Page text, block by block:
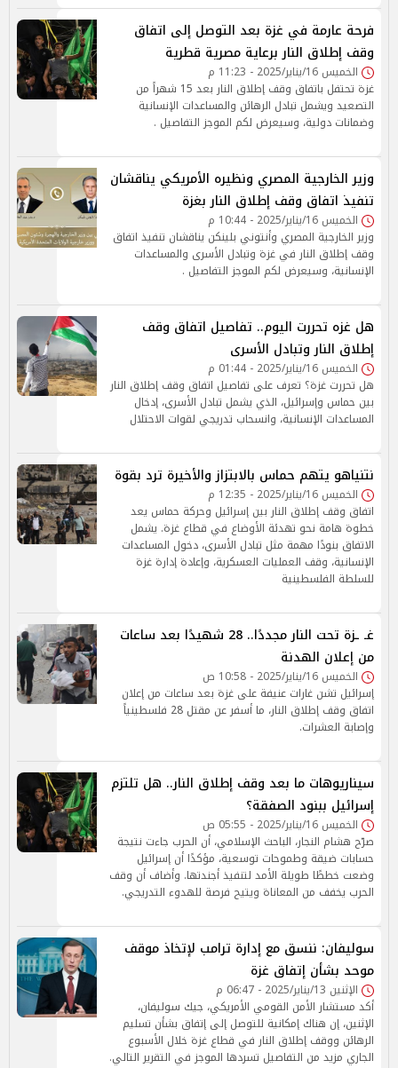
فرحة عارمة في غزة بعد التوصل إلى اتفاق
وقف إطلاق النار برعاية مصرية قطرية
الخميس 16/يناير/2025 - 11:23 م
غزة تحتفل باتفاق وقف إطلاق النار بعد 15 شهراً من
التصعيد ويشمل تبادل الرهائن والمساعدات الإنسانية
وضمانات دولية، وسيعرض لكم الموجز التفاصيل .
وزير الخارجية المصري ونظيره الأمريكي يناقشان
تنفيذ اتفاق وقف إطلاق النار بغزة
الخميس 16/يناير/2025 - 10:44 م
وزير الخارجية المصري وأنتوني بلينكن يناقشان تنفيذ اتفاق
وقف إطلاق النار في غزة وتبادل الأسرى والمساعدات
الإنسانية، وسيعرض لكم الموجز التفاصيل .
هل غزه تحررت اليوم.. تفاصيل اتفاق وقف
إطلاق النار وتبادل الأسرى
الخميس 16/يناير/2025 - 01:44 م
هل تحررت غزة؟ تعرف على تفاصيل اتفاق وقف إطلاق النار
بين حماس وإسرائيل، الذي يشمل تبادل الأسرى، إدخال
المساعدات الإنسانية، وانسحاب تدريجي لقوات الاحتلال
نتنياهو يتهم حماس بالابتزاز والأخيرة ترد بقوة
الخميس 16/يناير/2025 - 12:35 م
اتفاق وقف إطلاق النار بين إسرائيل وحركة حماس يعد
خطوة هامة نحو تهدئة الأوضاع في قطاع غزة. يشمل
الاتفاق بنودًا مهمة مثل تبادل الأسرى، دخول المساعدات
الإنسانية، وقف العمليات العسكرية، وإعادة إدارة غزة
للسلطة الفلسطينية
غـ ـزة تحت النار مجددًا.. 28 شهيدًا بعد ساعات
من إعلان الهدنة
الخميس 16/يناير/2025 - 10:58 ص
إسرائيل تشن غارات عنيفة على غزة بعد ساعات من إعلان
اتفاق وقف إطلاق النار، ما أسفر عن مقتل 28 فلسطينياً
وإصابة العشرات.
سيناريوهات ما بعد وقف إطلاق النار.. هل تلتزم
إسرائيل ببنود الصفقة؟
الخميس 16/يناير/2025 - 05:55 ص
صرّح هشام النجار، الباحث الإسلامي، أن الحرب جاءت نتيجة
حسابات ضيقة وطموحات توسعية، مؤكدًا أن إسرائيل
وضعت خططًا طويلة الأمد لتنفيذ أجندتها. وأضاف أن وقف
الحرب يخفف من المعاناة ويتيح فرصة للهدوء التدريجي.
سوليفان: ننسق مع إدارة ترامب لإتخاذ موقف
موحد بشأن إتفاق غزة
الإثنين 13/يناير/2025 - 06:47 م
أكد مستشار الأمن القومي الأمريكي، جيك سوليفان،
الإثنين، إن هناك إمكانية للتوصل إلى إتفاق بشأن تسليم
الرهائن ووقف إطلاق النار في قطاع غزة خلال الأسبوع
الجاري مزيد من التفاصيل تسردها الموجز في التقرير التالي.